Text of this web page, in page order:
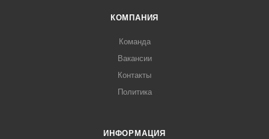
КОМПАНИЯ
Команда
Вакансии
Контакты
Политика
ИНФОРМАЦИЯ